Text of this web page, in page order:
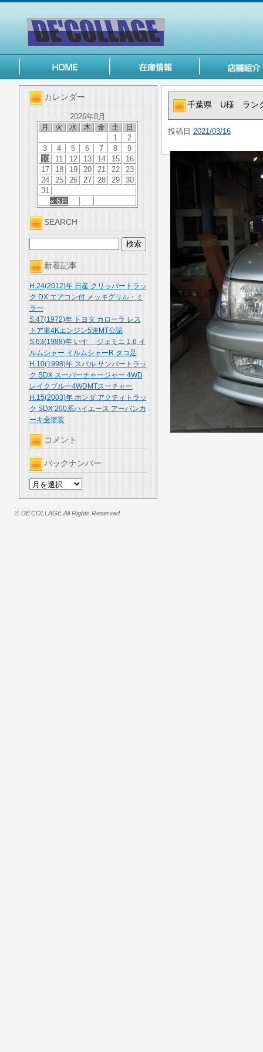
カレンダー
2026年8月
月
火 水 木 金 土 日
« 6月
1
2
3
4 5 6 7 8
9
10
11 12 13 14 15
16
17
18 19 20 21 22
23
24
25 26 27 28 29
30
31
SEARCH
新着記事
H.24(2012)年 日産 クリッパートラッ
ク DX エアコン付 メッキグリル・ミ
ラー
S.47(1972)年 トヨタ カローラ レス
トア車4Kエンジン5速MT公認
S.63(1988)年 いすゞ ジェミニ 1.6 イ
ルムシャー イルムシャーR タコ足
H.10(1998)年 スバル サンバートラッ
ク SDX スーパーチャージャー 4WD
レイクブルー4WDMTスーチャー
H.15(2003)年 ホンダ アクティトラッ
ク SDX 200系ハイエース アーバンカ
ーキ全塗装
コメント
バックナンバー
千葉県 U様 ラン
投稿日 2021/03/16
© DE'COLLAGE All Rights Reserved